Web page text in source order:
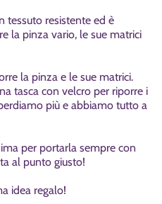
tessuto resistente ed è
la pinza vario, le sue matrici
la pinza e le sue matrici.
tasca con velcro per riporre i
più e abbiamo tutto a
per portarla sempre con
al punto giusto!
idea regalo!